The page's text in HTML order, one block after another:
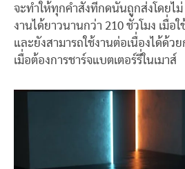
จะทำให้ทุกคำสั่งที่กดนั้นถูกส่งโดยไม่
งานได้ยาวนานกว่า 210 ชั่วโมง เมื่อ
และยังสามารถใช้งานต่อเนื่องได้ด้ว
เมื่อต้องการชาร์จแบตเตอร์รี่ในเมาส์